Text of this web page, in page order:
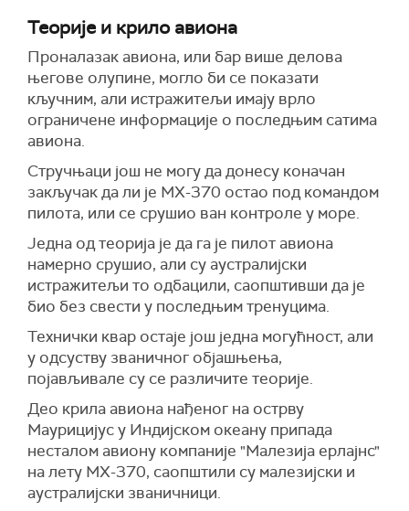
Теорије и крило авиона
Проналазак авиона, или бар више делова
његове олупине, могло би се показати
кључним, али истражитељи имају врло
ограничене информације о последњим сатима
авиона.
Стручњаци још не могу да донесу коначан
закључак да ли је МХ-370 остао под командом
пилота, или се срушио ван контроле у море.
Једна од теорија је да га је пилот авиона
намерно срушио, али су аустралијски
истражитељи то одбацили, саопштивши да је
био без свести у последњим тренуцима.
Технички квар остаје још једна могућност, али
у одсуству званичног објашњења,
појављивале су се различите теорије.
Део крила авиона нађеног на острву
Маурицијус у Индијском океану припада
несталом авиону компаније "Малезија ерлајнс"
на лету МХ-370, саопштили су малезијски и
аустралијски званичници.